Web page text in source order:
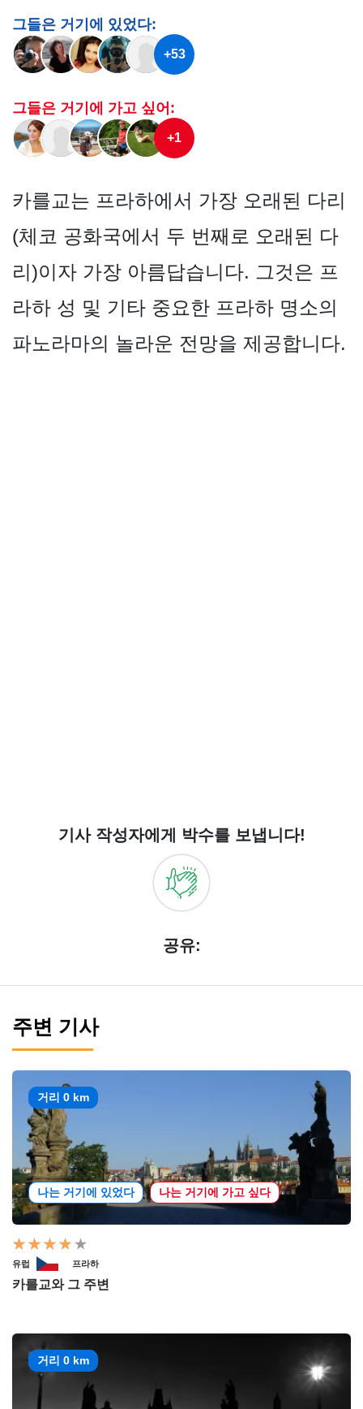
그들은 거기에 있었다:
+53
그들은 거기에 가고 싶어:
+1
카를교는 프라하에서 가장 오래된 다리
(체코 공화국에서 두 번째로 오래된 다
리)이자 가장 아름답습니다. 그것은 프
라하 성 및 기타 중요한 프라하 명소의
파노라마의 놀라운 전망을 제공합니다.
기사 작성자에게 박수를 보냅니다!
공유:
주변 기사
거리 0 km
나는 거기에 있었다 나는 거기에 가고 싶다
유럽 프라하
카를교와 그 주변
거리 0 km